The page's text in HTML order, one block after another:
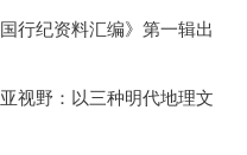
行纪资料汇编》第一辑出
视野：以三种明代地理文